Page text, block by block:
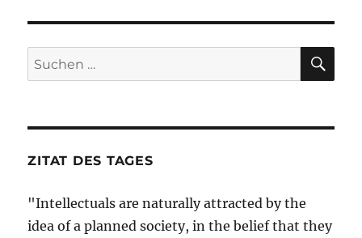
Suche
nach:
ZITAT DES TAGES
"Intellectuals are naturally attracted by the
idea of a planned society, in the belief that they